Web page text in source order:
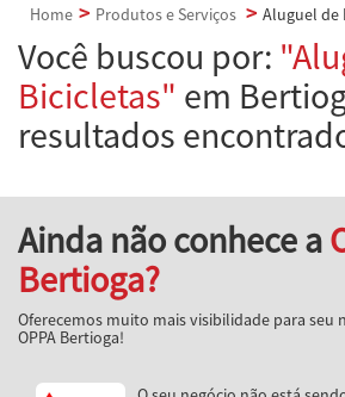
Home
Produtos e Serviços Aluguel de
Você buscou por:
Bicicletas" em
resultados
Ainda não conhece a
Bertioga?
Oferecemos muito mais visibilidade para seu
OPPA Bertioga!